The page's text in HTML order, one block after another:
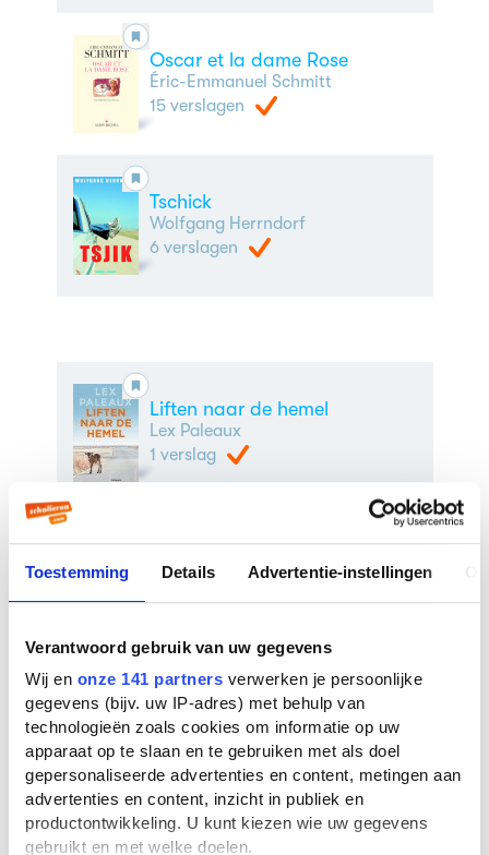
Toestemming Details Advertentie-instellingen
Verantwoord gebruik van uw gegevens
Wij en onze 141 partners verwerken je persoonlijke
gegevens (bijv. uw IP-adres) met behulp van
technologieën zoals cookies om informatie op uw
apparaat op te slaan en te gebruiken met als doel
gepersonaliseerde advertenties en content, metingen aan
advertenties en content, inzicht in publiek en
productontwikkeling. U kunt kiezen wie uw gegevens
gebruikt en met welke doelen.
Oscar et la dame Rose
Éric-Emmanuel Schmitt
15 verslagen
Tschick
Wolfgang Herrndorf
6 verslagen
Liften naar de hemel
Lex Paleaux
1 verslag
Noodlot
Louis Couperus
Luister
Sacha Bronwasser
2 verslagen
Of mice and men